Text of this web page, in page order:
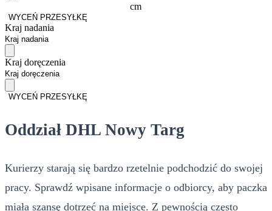
cm
WYCEŃ PRZESYŁKĘ
Kraj nadania
Kraj doręczenia
WYCEŃ PRZESYŁKĘ
Oddział DHL Nowy Targ
Kurierzy starają się bardzo rzetelnie podchodzić do swojej
pracy. Sprawdź wpisane informacje o odbiorcy, aby paczka
miała szansę dotrzeć na miejsce. Z pewnością często